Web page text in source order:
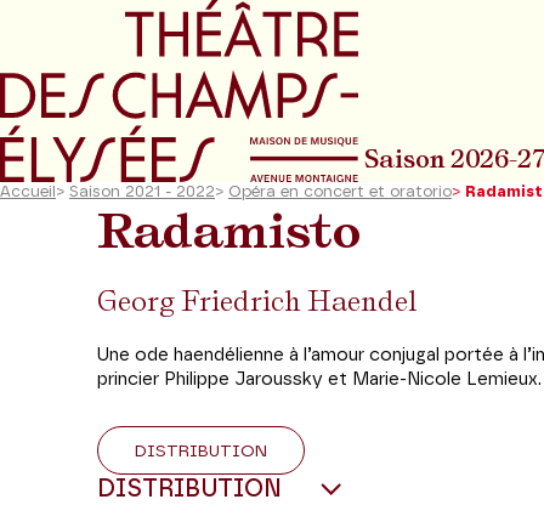
Aller au menu principal
Saison 2026-
Accueil > Saison 2021 - 2022> Opéra en concert et oratorio>
Radamisto
Georg Friedrich Haendel
Une ode haendélienne à l’amour conjugal portée à
princier Philippe Jaroussky et Marie-Nicole Lemieux.
DISTRIBUTION
DISTRIBUTION